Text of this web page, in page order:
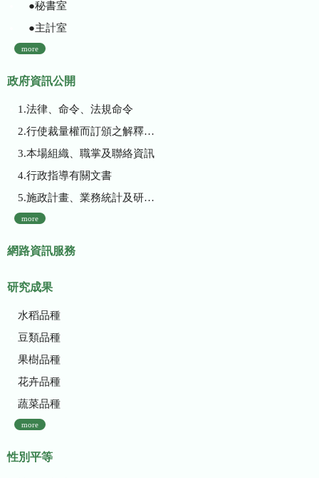
●秘書室
●主計室
more
政府資訊公開
1.法律、命令、法規命令
2.行使裁量權而訂頒之解釋性規定及裁量基準
3.本場組織、職掌及聯絡資訊
4.行政指導有關文書
5.施政計畫、業務統計及研究報告
more
網路資訊服務
研究成果
水稻品種
豆類品種
果樹品種
花卉品種
蔬菜品種
more
性別平等